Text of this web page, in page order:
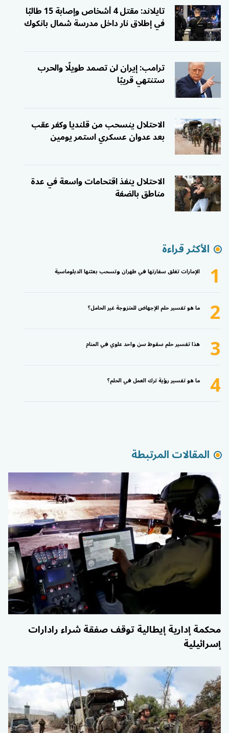
تايلاند: مقتل 4 أشخاص وإصابة 15 طالبًا
في إطلاق نار داخل مدرسة شمال بانكوك
ترامب: إيران لن تصمد طويلًا والحرب
ستنتهي قريبًا
الاحتلال ينسحب من قلنديا وكفر عقب
بعد عدوان عسكري استمر يومين
الاحتلال ينفذ اقتحامات واسعة في عدة
مناطق بالضفة
الأكثر قراءة
1 الإمارات تغلق سفارتها في طهران وتسحب بعثتها الدبلوماسية
2 ما هو تفسير حلم الإجهاض للمتزوجة غير الحامل؟
3 هذا تفسير حلم سقوط سن واحد علوي في المنام
4 ما هو تفسير رؤية ترك العمل في الحلم؟
المقالات المرتبطة
محكمة إدارية إيطالية توقف صفقة شراء رادارات
إسرائيلية